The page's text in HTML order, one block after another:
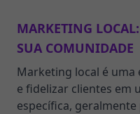
MARKETING
SUA COMUNIDADE
Marketing local é
e fidelizar clientes em
específica,